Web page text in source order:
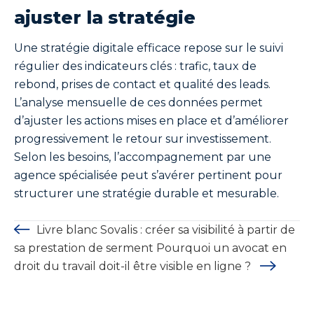
ajuster la stratégie
Une stratégie digitale efficace repose sur le suivi
régulier des indicateurs clés : trafic, taux de
rebond, prises de contact et qualité des leads.
L’analyse mensuelle de ces données permet
d’ajuster les actions mises en place et d’améliorer
progressivement le retour sur investissement.
Selon les besoins, l’accompagnement par une
agence spécialisée peut s’avérer pertinent pour
structurer une stratégie durable et mesurable.
Livre blanc Sovalis : créer sa visibilité à partir de
sa prestation de serment Pourquoi un avocat en
droit du travail doit-il être visible en ligne ?